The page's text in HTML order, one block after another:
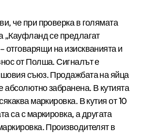
че при проверка в голямата
„Кауфланд се предлагат
отговарящи на изискванията и
от Полша. Сигналът е
съюз. Продажбата на яйца
абсолютно забранена. В кутията
маркировка. В кутия от 10
са с маркировка, а другата
Производителят в